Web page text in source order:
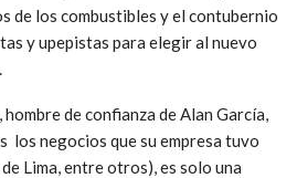
de los combustibles y el contubernio
y upepistas para elegir al nuevo
de confianza de Alan García,
los negocios que su empresa tuvo
Lima, entre otros), es solo una